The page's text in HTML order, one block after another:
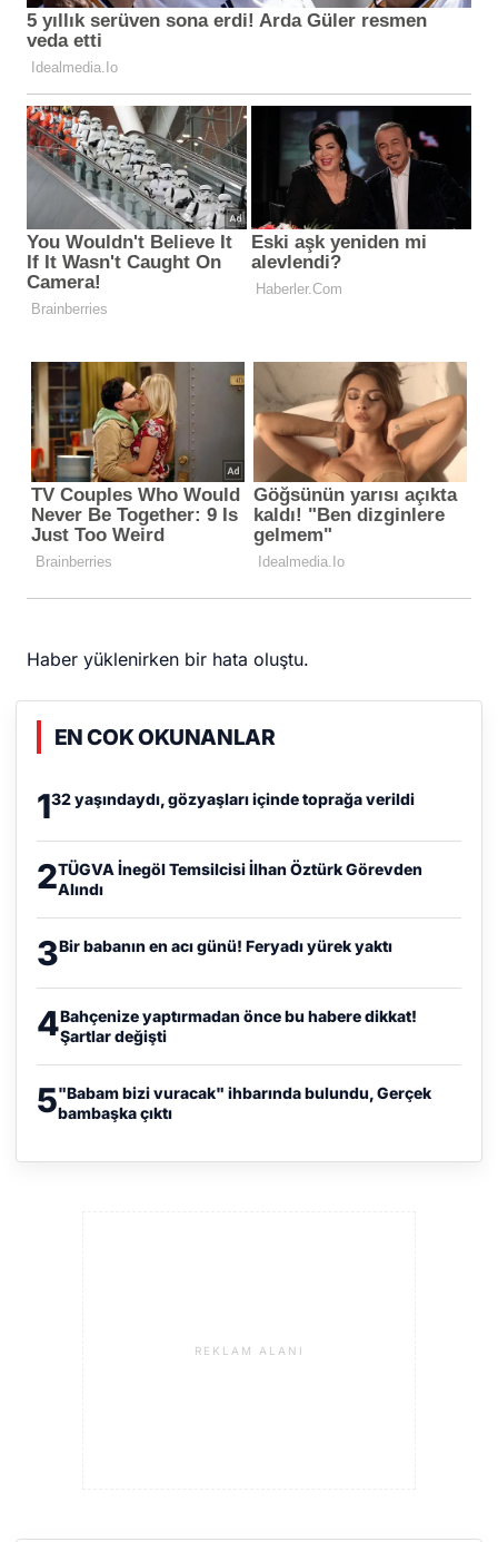
Haber yüklenirken bir hata oluştu.
EN COK OKUNANLAR
132 yaşındaydı, gözyaşları içinde toprağa verildi
2TÜGVA İnegöl Temsilcisi İlhan Öztürk Görevden
Alındı
3Bir babanın en acı günü! Feryadı yürek yaktı
4Bahçenize yaptırmadan önce bu habere dikkat!
Şartlar değişti
5"Babam bizi vuracak" ihbarında bulundu, Gerçek
bambaşka çıktı
REKLAM ALANI